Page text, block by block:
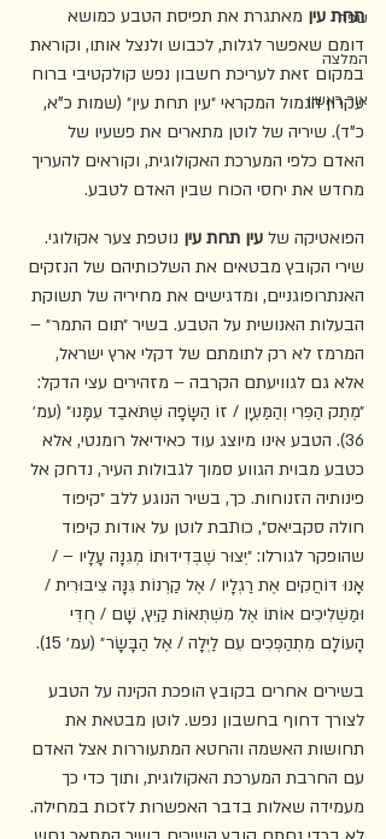
שפה
המלצה
אור ראשון
תחת עין מאתגרת את תפיסת הטבע כמושא
דומם שאפשר לגלות, לכבוש ולנצל אותו, וקוראת
במקום זאת לעריכת חשבון נפש קולקטיבי ברוח
עקרון הגמול המקראי ״עין תחת עין״ (שמות כ"א,
כ"ד). שיריה של לוטן מתארים את פשעיו של
האדם כלפי המערכת האקולוגית, וקוראים להעריך
מחדש את יחסי הכוח שבין האדם לטבע.
הפואטיקה של עין תחת עין נוטפת צער אקולוגי.
שירי הקובץ מבטאים את השלכותיהם של הנזקים
האנתרופוגניים, ומדגישים את מחיריה של תשוקת
הבעלות האנושית על הטבע. בשיר ״תום התמר״ –
המרמז לא רק לתומתם של דקלי ארץ ישראל,
אלא גם לגוויעתם הקרבה – מזהירים עצי הדקל:
״מֶתֶק הַפְּרִי וְהַמַּעְיָן / זוֹ הַשָּׂפָה שֶׁתֹּאבַד עִמָּנוּ״ (עמ׳
36). הטבע אינו מיוצג עוד כאידיאל רומנטי, אלא
כטבע מבוית הגווע סמוך לגבולות העיר, נדחק אל
פינותיה הזנוחות. כך, בשיר הנוגע ללב ״קיפוד
חולה סקביאס״, כותבת לוטן על אודות קיפוד
שהופקר לגורלו: ״יְצוּר שֶׁבְּדִידוּתוֹ מְגִנָּה עָלָיו – /
אָנוּ דּוֹחֲקִים אֶת רַגְלָיו / אֶל קַרְנוֹת גִּנָּה צִיבּוּרִית /
וּמַשְׁלִיכִים אוֹתוֹ אֶל מִשְׁתְּאוֹת קַיִץ, שָׁם / חֻדֵּי
הָעוֹלָם מִתְהַפְּכִים עִם לַיְלָה / אֶל הַבָּשָׂר״ (עמ׳ 15).
בשירים אחרים בקובץ הופכת הקינה על הטבע
לצורך דחוף בחשבון נפש. לוטן מבטאת את
תחושות האשמה והחטא המתעוררות אצל האדם
עם החרבת המערכת האקולוגית, ותוך כדי כך
מעמידה שאלות בדבר האפשרות לזכות במחילה.